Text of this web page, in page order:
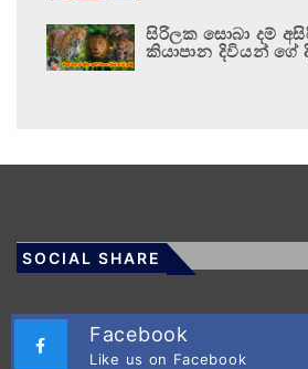
සිරිලක සොබා දම්
කියාපාන දිවියන් ගේ
SOCIAL SHARE
Facebook
Like us on Facebook